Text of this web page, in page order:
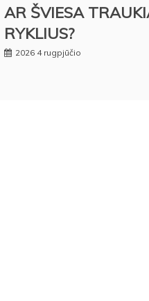
AR ŠVIESA
RYKLIUS?
2026 4 rugpjūčio